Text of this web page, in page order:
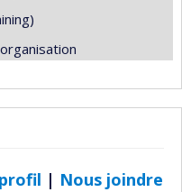
| Nous joindre